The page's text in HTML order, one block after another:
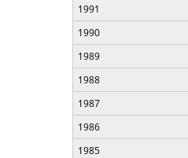
1991
1990
1989
1988
1987
1986
1985